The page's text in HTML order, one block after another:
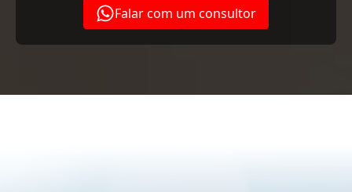
Falar com um consultor